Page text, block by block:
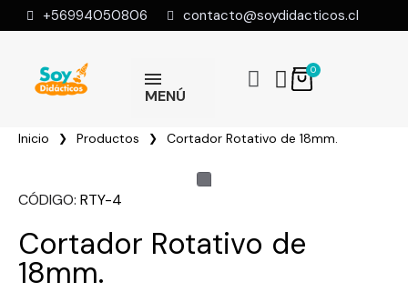
+56994050806 contacto@soydidacticos.cl
MENÚ
Inicio Productos Cortador Rotativo de 18mm.
CÓDIGO RTY-4
Cortador Rotativo de
18mm.